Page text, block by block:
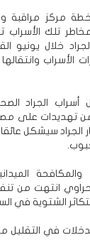
مركز مراقبة
تلك
خلال يونيو
الأسراب
الجراد
تهديدات على
الجراد سيشكل
انتهت من
الشتوية في
في التقليل